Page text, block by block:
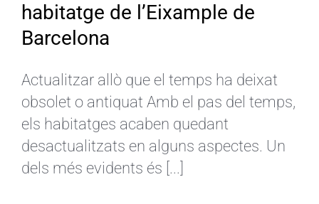
habitatge de l’Eixample de
Barcelona
Actualitzar allò que el temps ha deixat
obsolet o antiquat Amb el pas del temps,
els habitatges acaben quedant
desactualitzats en alguns aspectes. Un
dels més evidents és [...]